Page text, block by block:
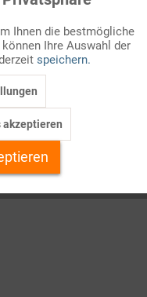
das Land seit dem
In Spanien
Sie?
Inaktiv
Inaktiv
Ihnen die bestmögliche
Ihre Auswahl der
speichern.
akzeptieren